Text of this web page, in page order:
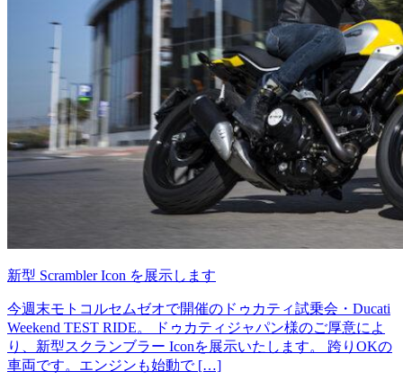
新型 Scrambler Icon を展示します
今週末モトコルセムゼオで開催のドゥカティ試乗会・Ducati
Weekend TEST RIDE。 ドゥカティジャパン様のご厚意によ
り、新型スクランブラー Iconを展示いたします。 跨りOKの
車両です。エンジンも始動で […]